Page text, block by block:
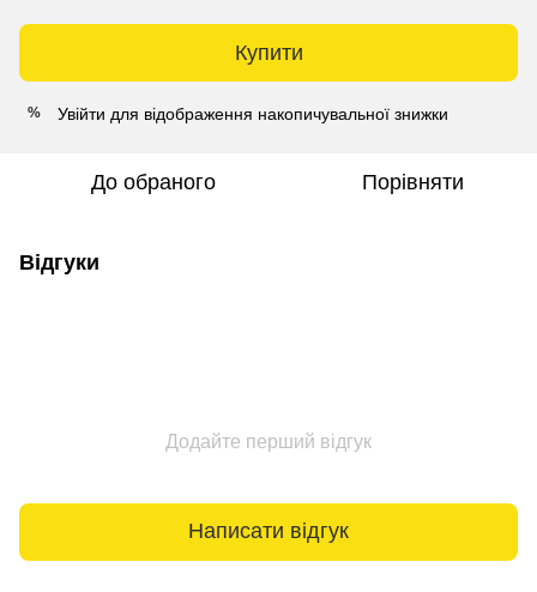
Купити
% Увійти для відображення накопичувальної знижки
До обраного Порівняти
Відгуки
Додайте перший відгук
Написати відгук